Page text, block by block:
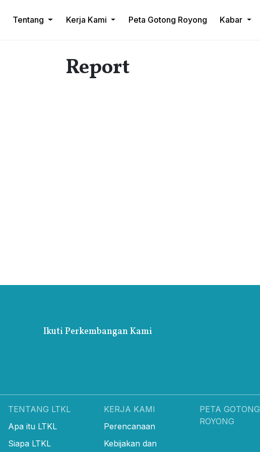
Tentang Kerja Kami Peta Gotong Royong Kabar
Report
Ikuti Perkembangan Kami
TENTANG LTKL
Apa itu LTKL
Siapa LTKL
KERJA KAMI
Perencanaan
Kebijakan dan
PETA GOTONG
ROYONG